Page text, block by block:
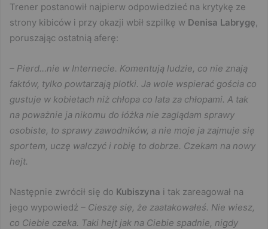
Trener postanowił najpierw odpowiedzieć na krytykę ze
strony kibiców i przy okazji wbił szpilkę w Denisa Labrygę,
poruszając ostatnią aferę:
– Pierd…nie w Internecie. Komentują ludzie, co nie znają
faktów, tylko powtarzają plotki. Ja wole wspierać gościa co
gustuje w kobietach niż chłopa co lata za chłopami. A tak
na poważnie ja nikomu do łóżka nie zaglądam sprawy
osobiste, to sprawy zawodników, a nie moje ja zajmuje się
sportem, uczę walczyć i robię to dobrze. Czekam na nowy
hejt.
Następnie zwrócił się do Kubiszyna i tak zareagował na
jego wypowiedź – Cieszę się, że zaatakowałeś. Nie wiesz,
co Ciebie czeka. Taki hejt jak na Ciebie spadnie, nigdy